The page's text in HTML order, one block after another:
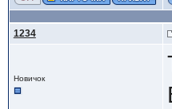
1234
Новичок